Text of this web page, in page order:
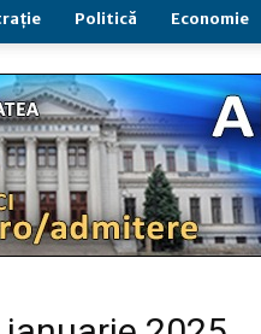
Politică Economie